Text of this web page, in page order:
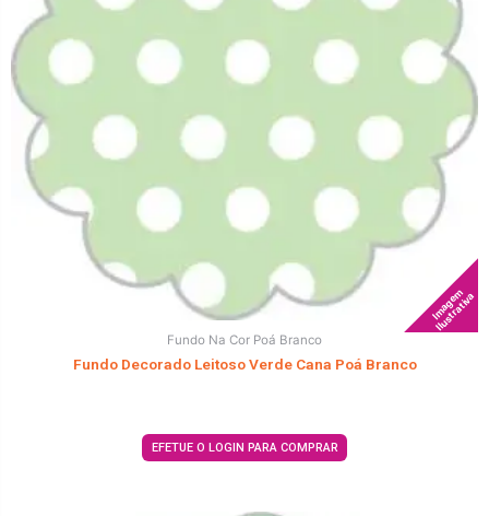
Imagem
Ilustrativa
Fundo Na Cor Poá Branco
Fundo Decorado Leitoso Verde Cana Poá Branco
EFETUE O LOGIN PARA COMPRAR